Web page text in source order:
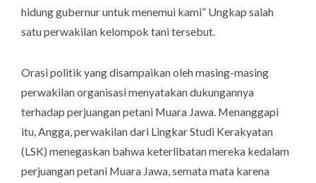
hidung gubernur untuk menemui kami” Ungkap salah
satu perwakilan kelompok tani tersebut.
Orasi politik yang disampaikan oleh masing-masing
perwakilan organisasi menyatakan dukungannya
terhadap perjuangan petani Muara Jawa. Menanggapi
itu, Angga, perwakilan dari Lingkar Studi Kerakyatan
(LSK) menegaskan bahwa keterlibatan mereka kedalam
perjuangan petani Muara Jawa, semata mata karena